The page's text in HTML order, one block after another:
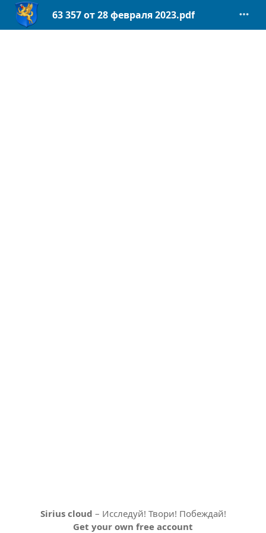
63 357 от 28 февраля 2023.pdf
Sirius cloud – Исследуй! Твори! Побеждай!
Get your own free account